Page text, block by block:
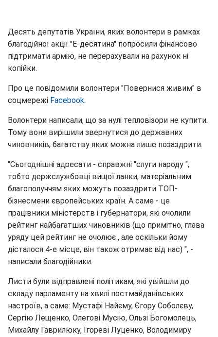
Десять депутатів України, яких волонтери в рамках
благодійної акції "Е-десятина" попросили фінансово
підтримати армію, не перерахували на рахунок ні
копійки.
Про це повідомили волонтери "Повернися живим" в
соцмережі Facebook.
Волонтери написали, що за нулі тепловізори не купити.
Тому вони вирішили звернутися до державних
чиновників, багатству яких можна лише позаздрити.
"Сьогоднішні адресати - справжні "слуги народу ",
тобто держслужбовці вищої ланки, матеріальним
благополуччям яких можуть позаздрити ТОП-
бізнесмени європейських країн. А саме - це
працівники міністерств і губернатори, які очолили
рейтинг найбагатших чиновників (що примітно, глава
уряду цей рейтинг не очолює , але оскільки йому
дісталося 4-е місце, він також отримає від нас) ", -
написали благодійники.
Листи були відправлені політикам, які увійшли до
складу парламенту на хвилі постмайданівських
настроїв, а саме: Мустафі Найєму, Єгору Соболєву,
Сергію Лещенко, Олегові Мусію, Ользі Богомолець,
Михайлу Гаврилюку, Ігореві Луценко, Володимиру